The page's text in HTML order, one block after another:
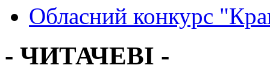
Обласний конкурс
- ЧИТАЧЕВІ -